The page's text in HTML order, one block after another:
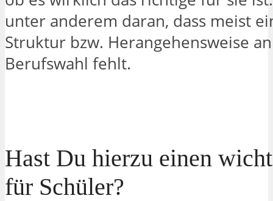
unter anderem daran, dass meist
Struktur bzw. Herangehensweise
Berufswahl fehlt.
Hast Du hierzu einen
für Schüler?